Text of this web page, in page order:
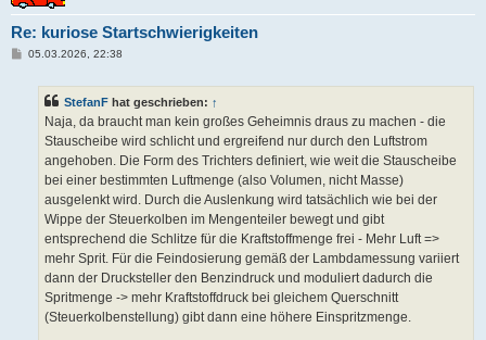
Re: kuriose Startschwierigkeiten
B05.03.2026, 22:38
StefanF hat geschrieben: ↑
Naja, da braucht man kein großes Geheimnis draus zu machen - die
Stauscheibe wird schlicht und ergreifend nur durch den Luftstrom
angehoben. Die Form des Trichters definiert, wie weit die Stauscheibe
bei einer bestimmten Luftmenge (also Volumen, nicht Masse)
ausgelenkt wird. Durch die Auslenkung wird tatsächlich wie bei der
Wippe der Steuerkolben im Mengenteiler bewegt und gibt
entsprechend die Schlitze für die Kraftstoffmenge frei - Mehr Luft =>
mehr Sprit. Für die Feindosierung gemäß der Lambdamessung variiert
dann der Drucksteller den Benzindruck und moduliert dadurch die
Spritmenge -> mehr Kraftstoffdruck bei gleichem Querschnitt
(Steuerkolbenstellung) gibt dann eine höhere Einspritzmenge.